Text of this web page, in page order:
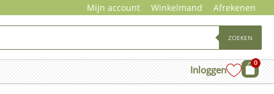
Mijn account Winkelmand Afrekenen
ZOEKEN
Inloggen
0